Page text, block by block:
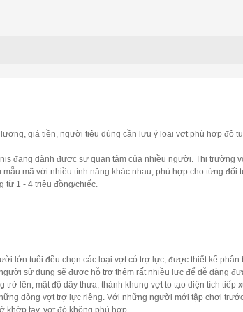
giá tiền, người tiêu dùng cần lưu ý loại vợt phù hợp độ
đang dành được sự quan tâm của nhiều người. Thị trường
mẫu mã với nhiều tính năng khác nhau, phù hợp cho từng
từ 1 - 4 triệu đồng/chiếc.
lớn tuổi đều chọn các loại vợt có trợ lực, được thiết kế
sử dụng sẽ được hỗ trợ thêm rất nhiều lực để dễ dàng
trở lên, mật độ dây thưa, thành khung vợt to tạo diện tích
dòng vợt trợ lực riêng. Với những người mới tập chơi
khớp tay, vợt đó không phù hợp.